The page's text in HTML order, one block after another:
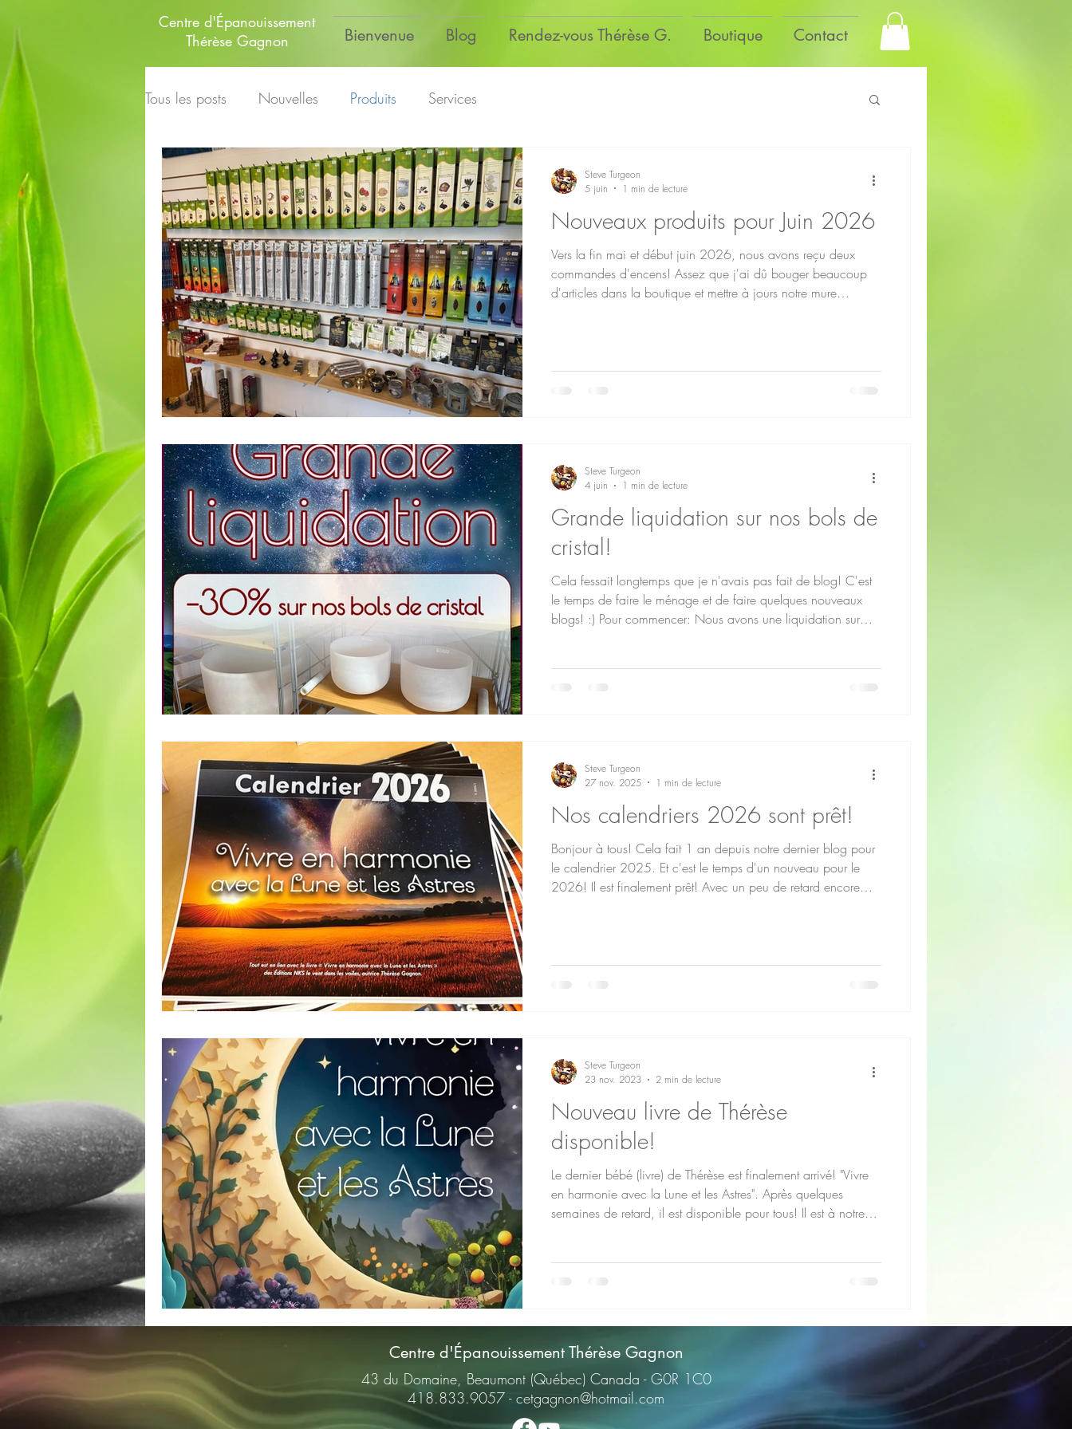
Centre d'Épanouissement
Thérèse Gagnon
Bienvenue Blog Rendez-vous Thérèse G. Boutique Contact
Tous les posts Nouvelles Produits Services
Nouveaux produits pour Juin 2026
Vers la fin mai et début juin 2026, nous avons reçu deux
commandes d'encens! Assez que j'ai dû bouger beaucoup
d'articles dans la boutique et mettre à jours notre mure
Fruits Tropical! Ils sont en bâtons et cônes. Plus de cônes: En
Steve Turgeon
5 juin
1 min de lecture
Grande liquidation sur nos bols de
cristal!
Cela fessait longtemps que je n'avais pas fait de blog! C'est
le temps de faire le ménage et de faire quelques nouveaux
blogs! :) Pour commencer: Nous avons une liquidation sur
Steve Turgeon
4 juin
1 min de lecture
Nos calendriers 2026 sont prêt!
Bonjour à tous! Cela fait 1 an depuis notre dernier blog pour
le calendrier 2025. Et c'est le temps d'un nouveau pour le
2026! Il est finalement prêt! Avec un peu de retard encore
n'a pas changé mais le gris pour les périgées, apogées,
Steve Turgeon
27 nov. 2025
1 min de lecture
Nouveau livre de Thérèse
disponible!
Le dernier bébé (livre) de Thérèse est finalement arrivé! "Vivre
en harmonie avec la Lune et les Astres". Après quelques
semaines de retard, il est disponible pour tous! Il est à notre
Steve Turgeon
23 nov. 2023
2 min de lecture
Centre d'Épanouissement Thérèse Gagnon
43 du Domaine, Beaumont (Québec) Canada - G0R 1C0
418.833.9057 - cetgagnon@hotmail.com